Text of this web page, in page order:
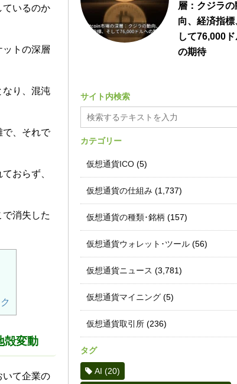
ているのか
トの深層
なり、混沌
で、それで
おらず、
消失した
殻変動
いて企業の
層：クジラの
向、経済指標
して76,000
の期待
サイト内検索
カテゴリー
仮想通貨ICO (5)
仮想通貨の仕組み (1,737)
仮想通貨の種類･銘柄 (157)
仮想通貨ウォレット･ツール (56)
仮想通貨ニュース (3,781)
仮想通貨マイニング (5)
仮想通貨取引所 (236)
タグ
AI (20)